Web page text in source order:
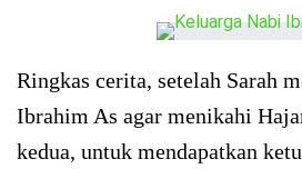
Ringkas cerita, setelah Sarah
Ibrahim As agar menikahi
kedua, untuk mendapatkan